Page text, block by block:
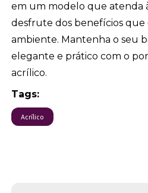
em um modelo que atenda
desfrute dos benefícios que
ambiente. Mantenha o seu
elegante e prático com o
acrílico.
Tags:
Acrílico